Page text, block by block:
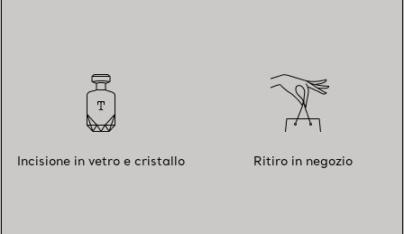
Incisione in vetro e cristallo Ritiro in negozio